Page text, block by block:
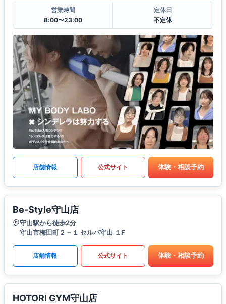
営業時間
8:00〜23:00
定休日
不定休
店舗情報 公式サイト 体験・相談予約
Be-Style守山店
守山駅から徒歩2分
守山市梅田町２－１ セルバ守山 １F
店舗情報 公式サイト 体験・相談予約
HOTORI GYM守山店